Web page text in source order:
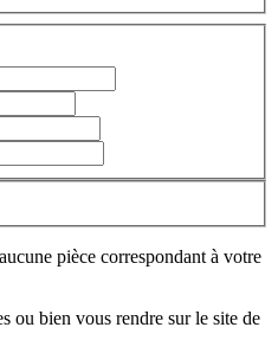
pièce correspondant à votre
ou bien vous rendre sur le site de